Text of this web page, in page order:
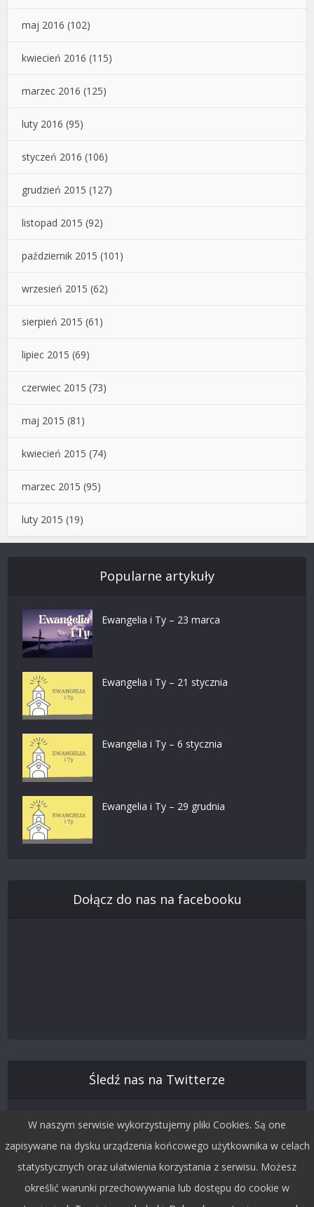
maj 2016 (102)
kwiecień 2016 (115)
marzec 2016 (125)
luty 2016 (95)
styczeń 2016 (106)
grudzień 2015 (127)
listopad 2015 (92)
październik 2015 (101)
wrzesień 2015 (62)
sierpień 2015 (61)
lipiec 2015 (69)
czerwiec 2015 (73)
maj 2015 (81)
kwiecień 2015 (74)
marzec 2015 (95)
luty 2015 (19)
Popularne artykuły
Ewangelia i Ty – 23 marca
Ewangelia i Ty – 21 stycznia
Ewangelia i Ty – 6 stycznia
Ewangelia i Ty – 29 grudnia
Dołącz do nas na facebooku
Śledź nas na Twitterze
W naszym serwisie wykorzystujemy pliki Cookies. Są one
zapisywane na dysku urządzenia końcowego użytkownika w celach
statystycznych oraz ułatwienia korzystania z serwisu. Możesz
określić warunki przechowywania lub dostępu do cookie w